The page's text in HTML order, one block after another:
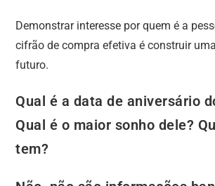
Demonstrar interesse por quem é a
cifrão de compra efetiva é construir
futuro.
Qual é a data de aniversário
Qual é o maior sonho dele?
tem?